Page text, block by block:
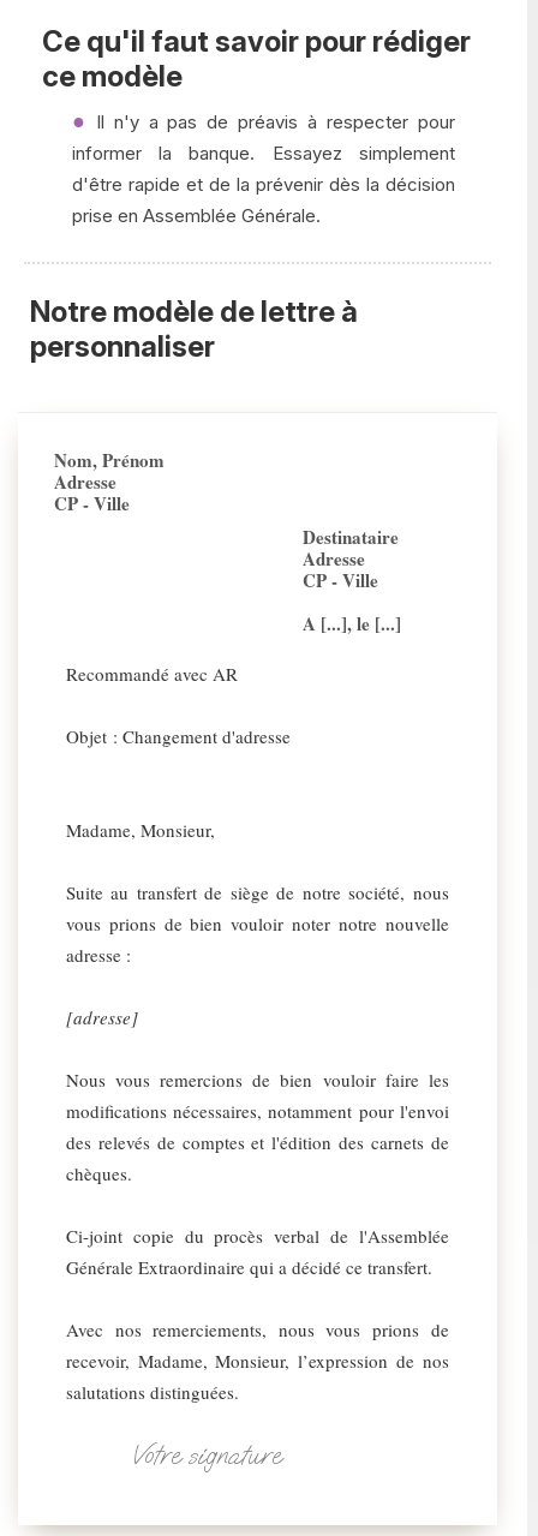
Ce qu'il faut savoir pour rédiger
ce modèle
Il n'y a pas de préavis à respecter pour
informer la banque. Essayez simplement
d'être rapide et de la prévenir dès la décision
prise en Assemblée Générale.
Notre modèle de lettre à
personnaliser
Nom, Prénom
Adresse
CP - Ville
Destinataire
Adresse
CP - Ville
A [...], le [...]
Recommandé avec AR
Objet : Changement d'adresse
Madame, Monsieur,
Suite au transfert de siège de notre société, nous
vous prions de bien vouloir noter notre nouvelle
adresse :
[adresse]
Nous vous remercions de bien vouloir faire les
modifications nécessaires, notamment pour l'envoi
des relevés de comptes et l'édition des carnets de
chèques.
Ci-joint copie du procès verbal de l'Assemblée
Générale Extraordinaire qui a décidé ce transfert.
Avec nos remerciements, nous vous prions de
recevoir, Madame, Monsieur, l’expression de nos
salutations distinguées.
Votre signature